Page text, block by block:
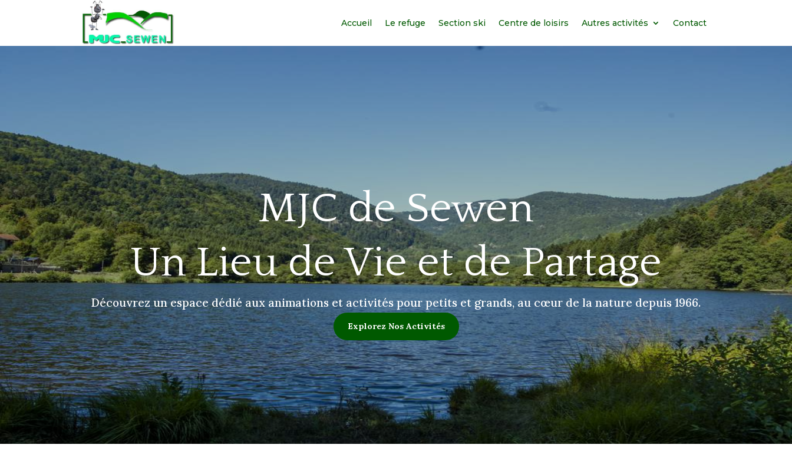
Accueil Le refuge Section ski Centre de loisirs Autres activités Contact
MJC de Sewen
Un Lieu de Vie et de Partage
Découvrez un espace dédié aux animations et activités pour petits et grands, au cœur de la nature depuis 1966.
Explorez Nos Activités